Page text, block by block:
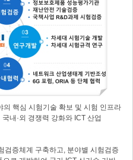
핵심 시험기술 확보 및 시험 인프라
내·외 경쟁력 강화와 ICT 산업
검증체계 구축하고, 분야별 시험검증